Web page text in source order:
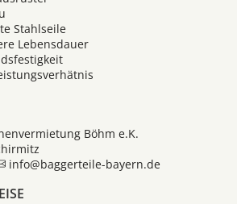
Stahlseile
Lebensdauer
Böhm e.K.
info@baggerteile-bayern.de